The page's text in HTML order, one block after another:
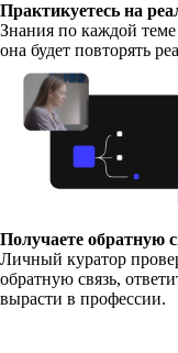
Практикуетесь на
Знания по каждой
она будет повторять
Получаете обратную
Личный куратор
обратную связь,
вырасти в профессии.